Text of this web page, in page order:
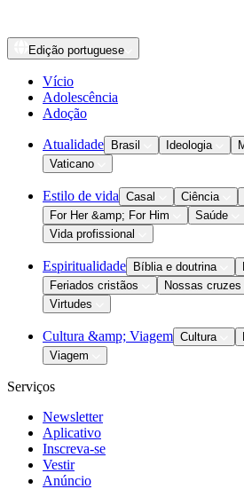
Edição portuguese
Vício
Adolescência
Adoção
Atualidade Brasil Ideologia
Vaticano
Estilo de vida Casal Ciência
For Her &amp; For Him
Saúde
Vida profissional
Espiritualidade Bíblia e doutrina
Feriados cristãos
Nossas cruzes
Virtudes
Cultura &amp; Viagem Cultura
Viagem
Serviços
Newsletter
Aplicativo
Inscreva-se
Vestir
Anúncio